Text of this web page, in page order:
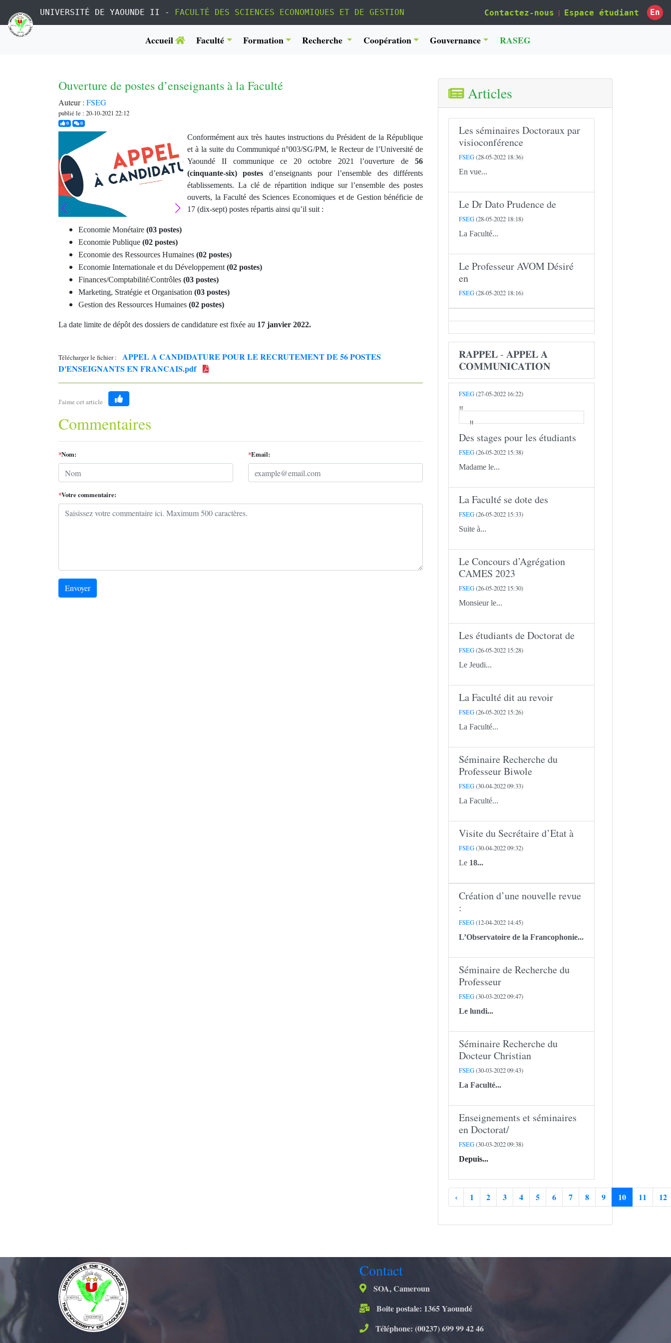
UNIVERSITÉ DE YAOUNDE II - FACULTÉ DES SCIENCES ECONOMIQUES ET DE GESTION Contactez-nous | Espace étudiant En
Accueil Faculté Formation Recherche Coopération Gouvernance RASEG
Ouverture de postes d’enseignants à la Faculté
Auteur : FSEG
publié le : 20-10-2021 22:12
0j'aime0commentaires
Conformément aux très hautes instructions du Président de la République
et à la suite du Communiqué n°003/SG/PM, le Recteur de l’Université de
Yaoundé II communique ce 20 octobre 2021 l’ouverture de 56
(cinquante-six) postes d’enseignants pour l’ensemble des différents
établissements. La clé de répartition indique sur l’ensemble des postes
ouverts, la Faculté des Sciences Economiques et de Gestion bénéficie de
17 (dix-sept) postes répartis ainsi qu’il suit :
Economie Monétaire (03 postes)
Economie Publique (02 postes)
Economie des Ressources Humaines (02 postes)
Economie Internationale et du Développement (02 postes)
Finances/Comptabilité/Contrôles (03 postes)
Marketing, Stratégie et Organisation (03 postes)
Gestion des Ressources Humaines (02 postes)
La date limite de dépôt des dossiers de candidature est fixée au 17 janvier 2022.
Télécharger le fichier :
APPEL A CANDIDATURE POUR LE RECRUTEMENT DE 56 POSTES
D'ENSEIGNANTS EN FRANCAIS.pdf
J'aime cet article
Like
Commentaires
*Nom: *Email:
*Votre commentaire:
Envoyer
Articles
Les séminaires Doctoraux par
visioconférence
FSEG(28-05-2022 18:36)
En vue...
Le Dr Dato Prudence de
FSEG(28-05-2022 18:18)
La Faculté...
Le Professeur AVOM Désiré
en
FSEG(28-05-2022 18:16)
𝐑𝐀𝐏𝐏𝐄𝐋 - 𝐀𝐏𝐏𝐄𝐋 𝐀
𝐂𝐎𝐌𝐌𝐔𝐍𝐈𝐂𝐀𝐓𝐈𝐎𝐍
FSEG(27-05-2022 16:22)
Des stages pour les étudiants
FSEG(26-05-2022 15:38)
Madame le...
La Faculté se dote des
FSEG(26-05-2022 15:33)
Suite à...
Le Concours d’Agrégation
CAMES 2023
FSEG(26-05-2022 15:30)
Monsieur le...
Les étudiants de Doctorat de
FSEG(26-05-2022 15:28)
Le Jeudi...
La Faculté dit au revoir
FSEG(26-05-2022 15:26)
La Faculté...
Séminaire Recherche du
Professeur Biwole
FSEG(30-04-2022 09:33)
La Faculté...
Visite du Secrétaire d’Etat à
FSEG(30-04-2022 09:32)
Le 18...
Création d’une nouvelle revue
:
FSEG(12-04-2022 14:45)
L’Observatoire de la Francophonie...
Séminaire de Recherche du
Professeur
FSEG(30-03-2022 09:47)
Le lundi...
Séminaire Recherche du
Docteur Christian
FSEG(30-03-2022 09:43)
La Faculté...
Enseignements et séminaires
en Doctorat/
FSEG(30-03-2022 09:38)
Depuis...
‹ 1 2 3 4 5 6 7 8 9 10 11 12
Contact
SOA, Cameroun
Boite postale: 1365 Yaoundé
Téléphone: (00237) 699 99 42 46